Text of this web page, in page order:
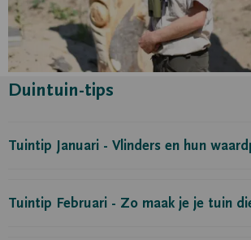
Duintuin-tips
Tuintip Januari - Vlinders en hun
Tuintip Februari - Zo maak je je tuin